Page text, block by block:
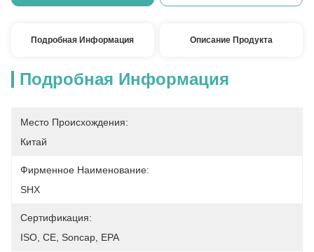
Подробная Информация Описание Продукта
Подробная Информация
Место Происхождения:
Китай
Фирменное Наименование:
SHX
Сертификация:
ISO, CE, Soncap, EPA